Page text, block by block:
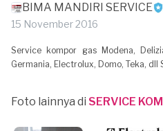
BIMA MANDIRI SERVICE
15 November 2016
Service kompor gas Modena,
Germania, Electrolux, Domo, Teka,
Foto lainnya di SERVICE